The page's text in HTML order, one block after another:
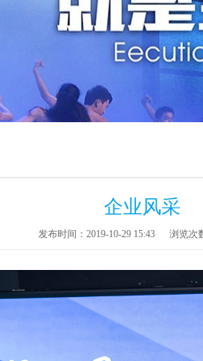
企业风采
发布时间：2019-10-29 15:43 浏览次